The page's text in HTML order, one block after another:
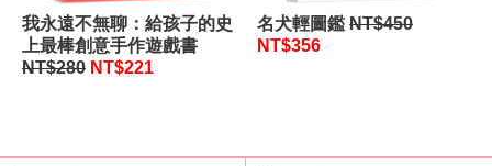
我永遠不無聊：給孩子的史
上最棒創意手作遊戲書
NT$280 NT$221
名犬輕圖鑑 NT$450
NT$356